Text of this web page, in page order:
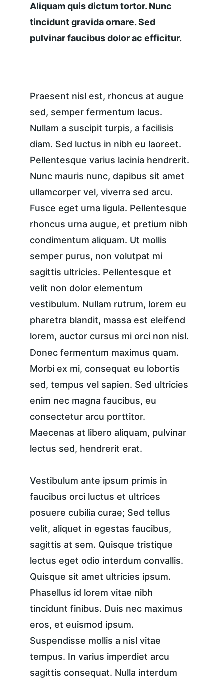
Aliquam quis dictum tortor. Nunc
tincidunt gravida ornare. Sed
pulvinar faucibus dolor ac efficitur.
Praesent nisl est, rhoncus at augue
sed, semper fermentum lacus.
Nullam a suscipit turpis, a facilisis
diam. Sed luctus in nibh eu laoreet.
Pellentesque varius lacinia hendrerit.
Nunc mauris nunc, dapibus sit amet
ullamcorper vel, viverra sed arcu.
Fusce eget urna ligula. Pellentesque
rhoncus urna augue, et pretium nibh
condimentum aliquam. Ut mollis
semper purus, non volutpat mi
sagittis ultricies. Pellentesque et
velit non dolor elementum
vestibulum. Nullam rutrum, lorem eu
pharetra blandit, massa est eleifend
lorem, auctor cursus mi orci non nisl.
Donec fermentum maximus quam.
Morbi ex mi, consequat eu lobortis
sed, tempus vel sapien. Sed ultricies
enim nec magna faucibus, eu
consectetur arcu porttitor.
Maecenas at libero aliquam, pulvinar
lectus sed, hendrerit erat.
Vestibulum ante ipsum primis in
faucibus orci luctus et ultrices
posuere cubilia curae; Sed tellus
velit, aliquet in egestas faucibus,
sagittis at sem. Quisque tristique
lectus eget odio interdum convallis.
Quisque sit amet ultricies ipsum.
Phasellus id lorem vitae nibh
tincidunt finibus. Duis nec maximus
eros, et euismod ipsum.
Suspendisse mollis a nisl vitae
tempus. In varius imperdiet arcu
sagittis consequat. Nulla interdum